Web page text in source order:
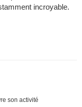
incroyable.
son activité